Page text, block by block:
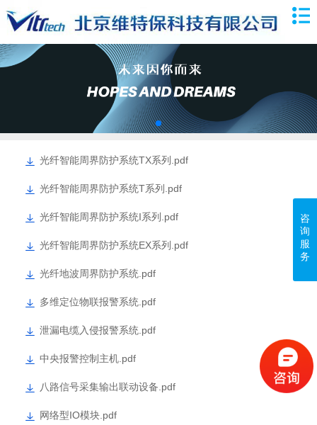
光纤智能周界防护系统TX系列.pdf
光纤智能周界防护系统T系列.pdf
光纤智能周界防护系统I系列.pdf
光纤智能周界防护系统EX系列.pdf
光纤地波周界防护系统.pdf
多维定位物联报警系统.pdf
泄漏电缆入侵报警系统.pdf
中央报警控制主机.pdf
八路信号采集输出联动设备.pdf
网络型IO模块.pdf
咨
询
服
务